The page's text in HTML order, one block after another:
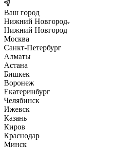
Ваш город
Нижний Новгород
Нижний Новгород
Москва
Санкт-Петербург
Алматы
Астана
Бишкек
Воронеж
Екатеринбург
Челябинск
Ижевск
Казань
Киров
Краснодар
Минск